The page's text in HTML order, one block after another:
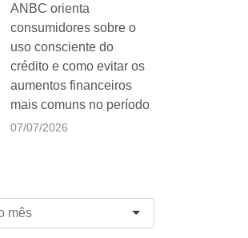
ANBC orienta
consumidores sobre o
uso consciente do
crédito e como evitar os
aumentos financeiros
mais comuns no período
07/07/2026